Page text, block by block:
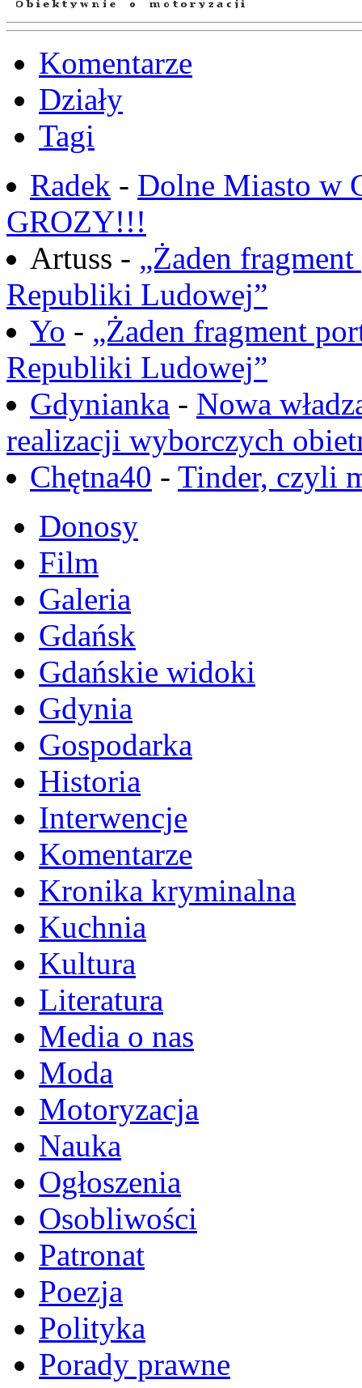
Komentarze
Działy
Tagi
Radek - Dolne Miasto w
GROZY!!!
Artuss - „Żaden
Republiki Ludowej”
Yo - „Żaden fragment
Republiki Ludowej”
Gdynianka - Nowa
realizacji wyborczych
Chętna40 - Tinder, czyli
Donosy
Film
Galeria
Gdańsk
Gdańskie widoki
Gdynia
Gospodarka
Historia
Interwencje
Komentarze
Kronika kryminalna
Kuchnia
Kultura
Literatura
Media o nas
Moda
Motoryzacja
Nauka
Ogłoszenia
Osobliwości
Patronat
Poezja
Polityka
Porady prawne